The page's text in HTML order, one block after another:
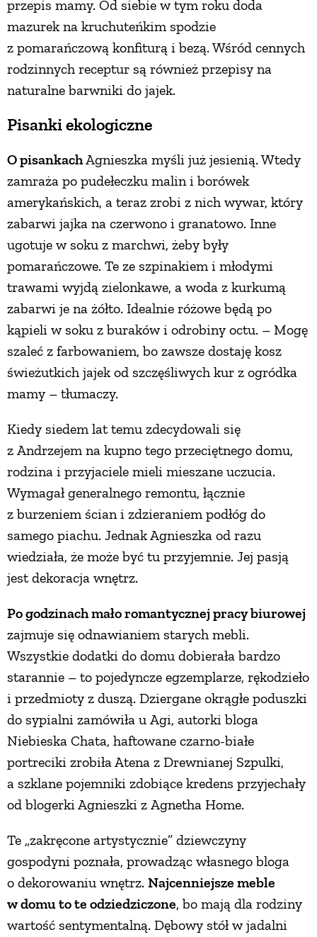
przepis mamy. Od siebie w tym roku doda
mazurek na kruchuteńkim spodzie
z pomarańczową konfiturą i bezą. Wśród cennych
rodzinnych receptur są również przepisy na
naturalne barwniki do jajek.
Pisanki ekologiczne
O pisankachAgnieszka myśli już jesienią. Wtedy
zamraża po pudełeczku malin i borówek
amerykańskich, a teraz zrobi z nich wywar, który
zabarwi jajka na czerwono i granatowo. Inne
ugotuje w soku z marchwi, żeby były
pomarańczowe. Te ze szpinakiem i młodymi
trawami wyjdą zielonkawe, a woda z kurkumą
zabarwi je na żółto. Idealnie różowe będą po
kąpieli w soku z buraków i odrobiny octu. – Mogę
szaleć z farbowaniem, bo zawsze dostaję kosz
świeżutkich jajek od szczęśliwych kur z ogródka
mamy – tłumaczy.
Kiedy siedem lat temu zdecydowali się
z Andrzejem na kupno tego przeciętnego domu,
rodzina i przyjaciele mieli mieszane uczucia.
Wymagał generalnego remontu, łącznie
z burzeniem ścian i zdzieraniem podłóg do
samego piachu. Jednak Agnieszka od razu
wiedziała, że może być tu przyjemnie. Jej pasją
jest dekoracja wnętrz.
Po godzinach mało romantycznej pracy biurowej
zajmuje się odnawianiem starych mebli.
Wszystkie dodatki do domu dobierała bardzo
starannie – to pojedyncze egzemplarze, rękodzieło
i przedmioty z duszą. Dziergane okrągłe poduszki
do sypialni zamówiła u Agi, autorki bloga
Niebieska Chata, haftowane czarno-białe
portreciki zrobiła Atena z Drewnianej Szpulki,
a szklane pojemniki zdobiące kredens przyjechały
od blogerki Agnieszki z Agnetha Home.
Te „zakręcone artystycznie” dziewczyny
gospodyni poznała, prowadząc własnego bloga
o dekorowaniu wnętrz. Najcenniejsze meble
w domu to te odziedziczone, bo mają dla rodziny
wartość sentymentalną. Dębowy stół w jadalni